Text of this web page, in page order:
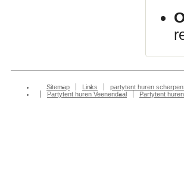
Sitemap Links partytent huren
Partytent huren Veenendaal
Partytent